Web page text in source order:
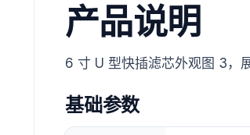
产品说明
6 寸 U 型快插滤芯外观图 3，
基础参数